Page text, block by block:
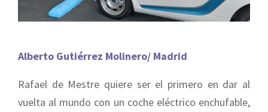
Alberto Gutiérrez Molinero/ Madrid
Rafael de Mestre quiere ser el primero en dar al
vuelta al mundo con un coche eléctrico enchufable,